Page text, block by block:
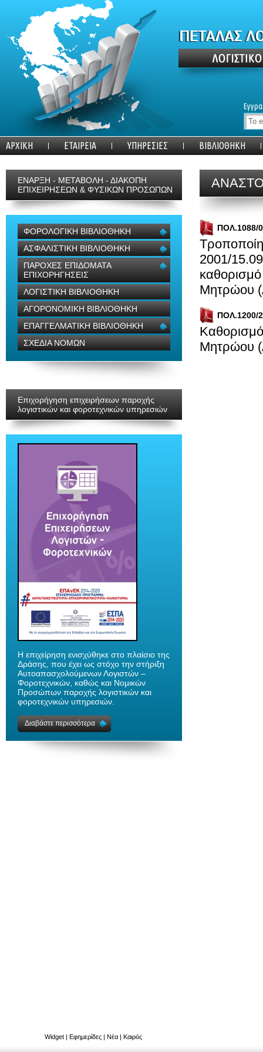
ΑΡΧΙΚΗ ΕΤΑΙΡΕΙΑ ΥΠΗΡΕΣΙΕΣ ΒΙΒΛΙΟΘΗΚΗ
ΕΝΑΡΞΗ - ΜΕΤΑΒΟΛΗ - ΔΙΑΚΟΠΗ
ΕΠΙΧΕΙΡΗΣΕΩΝ & ΦΥΣΙΚΩΝ ΠΡΟΣΩΠΩΝ
ΦΟΡΟΛΟΓΙΚΗ ΒΙΒΛΙΟΘΗΚΗ
ΑΣΦΑΛΙΣΤΙΚΗ ΒΙΒΛΙΟΘΗΚΗ
ΠΑΡΟΧΕΣ ΕΠΙΔΟΜΑΤΑ
ΕΠΙΧΟΡΗΓΗΣΕΙΣ
ΛΟΓΙΣΤΙΚΗ ΒΙΒΛΙΟΘΗΚΗ
ΑΓΟΡΟΝΟΜΙΚΗ ΒΙΒΛΙΟΘΗΚΗ
ΕΠΑΓΓΕΛΜΑΤΙΚΗ ΒΙΒΛΙΟΘΗΚΗ
ΣΧΕΔΙΑ ΝΟΜΩΝ
Επιχορήγηση επιχειρήσεων παροχής
λογιστικών και φοροτεχνικών υπηρεσιών
H επιχείρηση ενισχύθηκε στο πλαίσιο της
Δράσης, που έχει ως στόχο την στήριξη
Αυτοαπασχολούµενων Λογιστών –
Φοροτεχνικών, καθώς και Νοµικών
Προσώπων παροχής λογιστικών και
φοροτεχνικών υπηρεσιών.
Διαβάστε περισσότερα
Widget| Εφημερίδες| Νέα | Καιρός
ΠΟΛ.1088/
2001/
Μητρώου
ΠΟΛ.1200/
Μητρώου